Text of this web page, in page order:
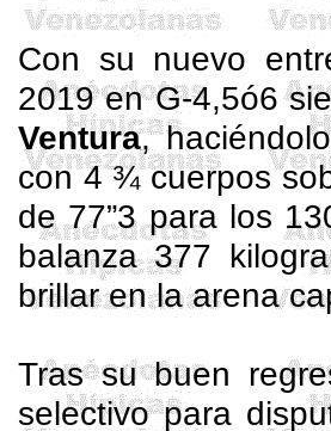
Con su nuevo
2019 en G-4,5ó6
Ventura,
con 4 ¾ cuerpos
de 77”3 para los
balanza 377
brillar en la arena
Tras su buen
selectivo para